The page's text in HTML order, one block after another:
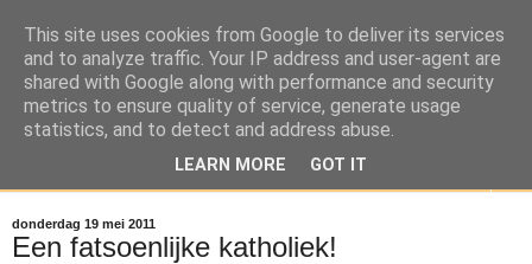
Reizen door de Meierij
Brabant door de ogen van Stephanus Hanewinckel
donderdag 19 mei 2011
Een fatsoenlijke katholiek!
This site uses cookies from Google to deliver its services
and to analyze traffic. Your IP address and user-agent are
shared with Google along with performance and security
metrics to ensure quality of service, generate usage
statistics, and to detect and address abuse.
LEARN MORE GOT IT